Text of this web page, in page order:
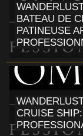
BATEAU DE
PATINEUSE
CRUISE